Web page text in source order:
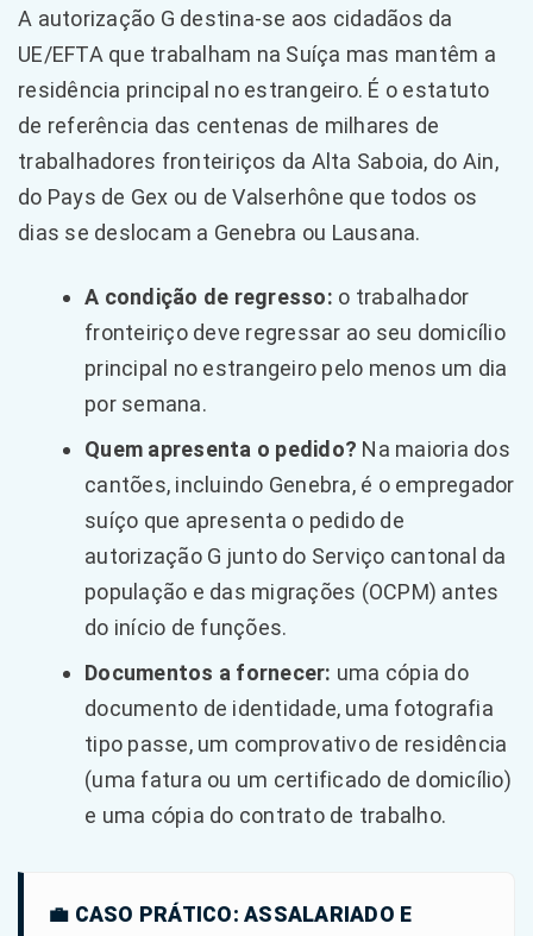
A autorização G destina-se aos cidadãos da
UE/EFTA que trabalham na Suíça mas mantêm a
residência principal no estrangeiro. É o estatuto
de referência das centenas de milhares de
trabalhadores fronteiriços da Alta Saboia, do Ain,
do Pays de Gex ou de Valserhône que todos os
dias se deslocam a Genebra ou Lausana.
A condição de regresso: o trabalhador
fronteiriço deve regressar ao seu domicílio
principal no estrangeiro pelo menos um dia
por semana.
Quem apresenta o pedido? Na maioria dos
cantões, incluindo Genebra, é o empregador
suíço que apresenta o pedido de
autorização G junto do Serviço cantonal da
população e das migrações (OCPM) antes
do início de funções.
Documentos a fornecer: uma cópia do
documento de identidade, uma fotografia
tipo passe, um comprovativo de residência
(uma fatura ou um certificado de domicílio)
e uma cópia do contrato de trabalho.
💼 CASO PRÁTICO: ASSALARIADO E